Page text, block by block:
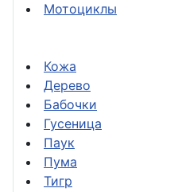
Мотоциклы
Кожа
Дерево
Бабочки
Гусеница
Паук
Пума
Тигр